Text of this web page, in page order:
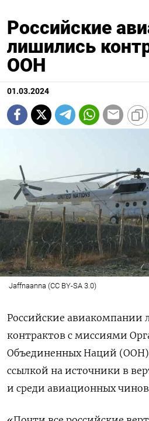
Российские
лишились
ООН
01.03.2024
Jaffnaanna (CC BY-SA 3.0)
Российские авиакомпании
контрактов с миссиями
Объединенных Наций
ссылкой на источники в
и среди авиационных